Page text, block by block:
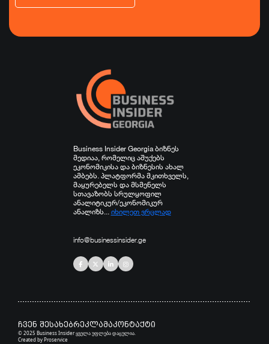
Business Insider Georgia ბიზნეს
მედიაა, რომელიც აშუქებს
ეკონომიკისა და ბიზნესის ახალ
ამბებს. პლატფორმა მკითხველს,
მაყურებელს და მსმენელს
სთავაზობს სრულყოფილ
ანალიტიკურ/ეკონომიკურ
ანალიზს... იხილეთ ვრცლად
info@businessinsider.ge
ჩვენ შესახებრეკლამაკონტაქტი
© 2025 Business Insider ყველა უფლება დაცულია.
Created byProservice